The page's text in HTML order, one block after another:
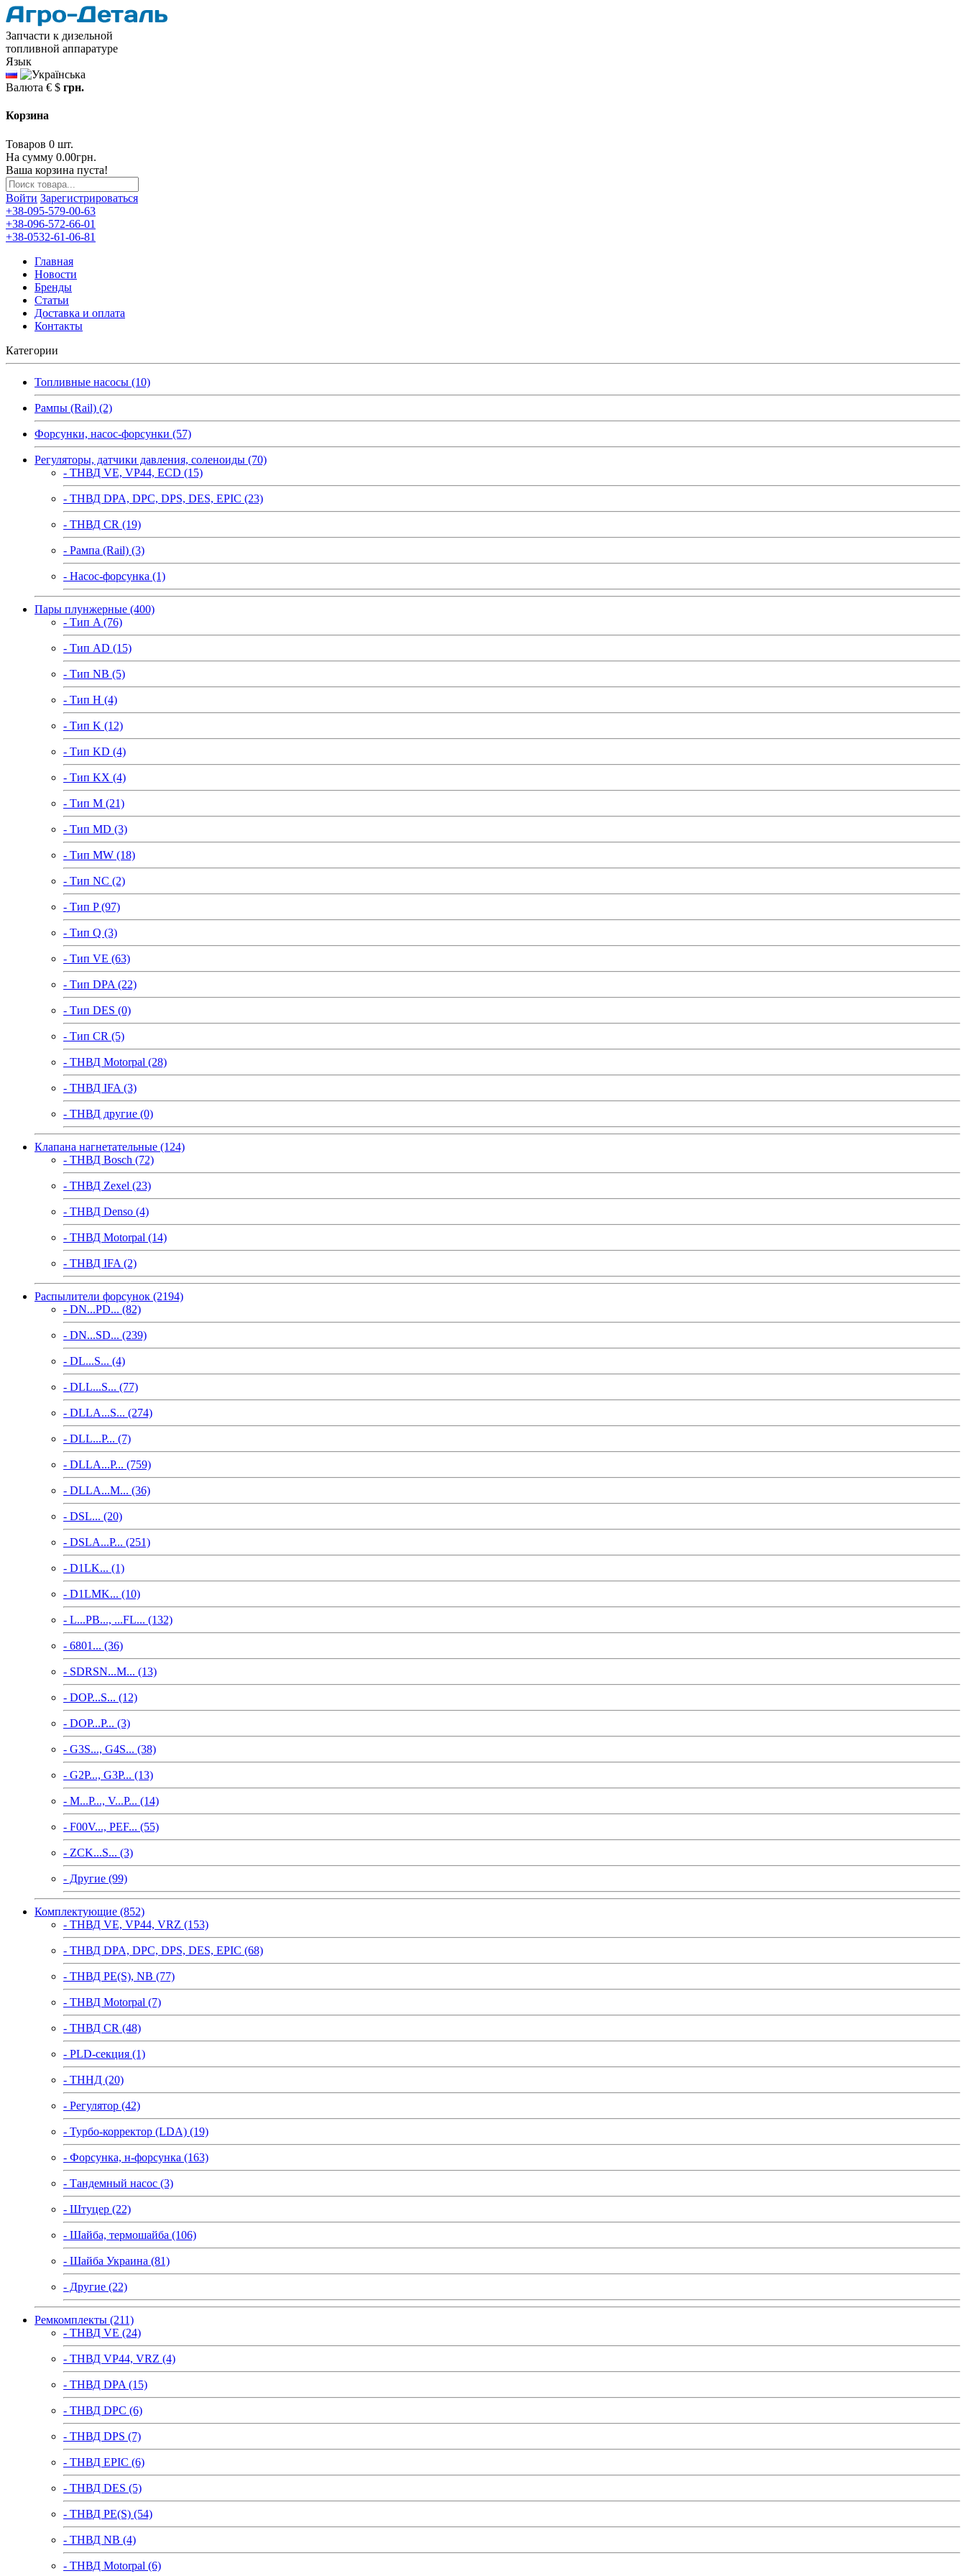
Запчасти к дизельной
топливной аппаратуре
Язык
Валюта € $ грн.
Корзина
Товаров 0 шт.
На сумму 0.00грн.
Ваша корзина пуста!
Войти Зарегистрироваться
+38-095-579-00-63
+38-096-572-66-01
+38-0532-61-06-81
Главная
Новости
Бренды
Статьи
Доставка и оплата
Контакты
Категории
Топливные насосы (10)
Рампы (Rail) (2)
Форсунки, насос-форсунки (57)
Регуляторы, датчики давления, соленоиды (70)
- ТНВД VE, VP44, ECD (15)
- ТНВД DPA, DPC, DPS, DES, EPIC (23)
- ТНВД CR (19)
- Рампа (Rail) (3)
- Насос-форсунка (1)
Пары плунжерные (400)
- Тип A (76)
- Тип AD (15)
- Тип NB (5)
- Тип H (4)
- Тип K (12)
- Тип KD (4)
- Тип KX (4)
- Тип M (21)
- Тип MD (3)
- Тип MW (18)
- Тип NC (2)
- Тип P (97)
- Тип Q (3)
- Тип VE (63)
- Тип DPA (22)
- Тип DES (0)
- Тип CR (5)
- ТНВД Motorpal (28)
- ТНВД IFA (3)
- ТНВД другие (0)
Клапана нагнетательные (124)
- ТНВД Bosch (72)
- ТНВД Zexel (23)
- ТНВД Denso (4)
- ТНВД Motorpal (14)
- ТНВД IFA (2)
Распылители форсунок (2194)
- DN...PD... (82)
- DN...SD... (239)
- DL...S... (4)
- DLL...S... (77)
- DLLA...S... (274)
- DLL...P... (7)
- DLLA...P... (759)
- DLLA...M... (36)
- DSL... (20)
- DSLA...P... (251)
- D1LK... (1)
- D1LMK... (10)
- L...PB..., ...FL... (132)
- 6801... (36)
- SDRSN...M... (13)
- DOP...S... (12)
- DOP...P... (3)
- G3S..., G4S... (38)
- G2P..., G3P... (13)
- M...P..., V...P... (14)
- F00V..., PEF... (55)
- ZCK...S... (3)
- Другие (99)
Комплектующие (852)
- ТНВД VE, VP44, VRZ (153)
- ТНВД DPA, DPC, DPS, DES, EPIC (68)
- ТНВД PE(S), NB (77)
- ТНВД Motorpal (7)
- ТНВД CR (48)
- PLD-секция (1)
- ТННД (20)
- Регулятор (42)
- Турбо-корректор (LDA) (19)
- Форсунка, н-форсунка (163)
- Тандемный насос (3)
- Штуцер (22)
- Шайба, термошайба (106)
- Шайба Украина (81)
- Другие (22)
Ремкомплекты (211)
- ТНВД VE (24)
- ТНВД VP44, VRZ (4)
- ТНВД DPA (15)
- ТНВД DPC (6)
- ТНВД DPS (7)
- ТНВД EPIC (6)
- ТНВД DES (5)
- ТНВД PE(S) (54)
- ТНВД NB (4)
- ТНВД Motorpal (6)